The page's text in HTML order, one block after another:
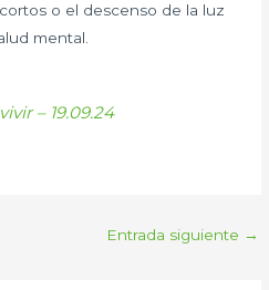
o el descenso de la luz
mental.
– 19.09.24
Entrada siguiente →